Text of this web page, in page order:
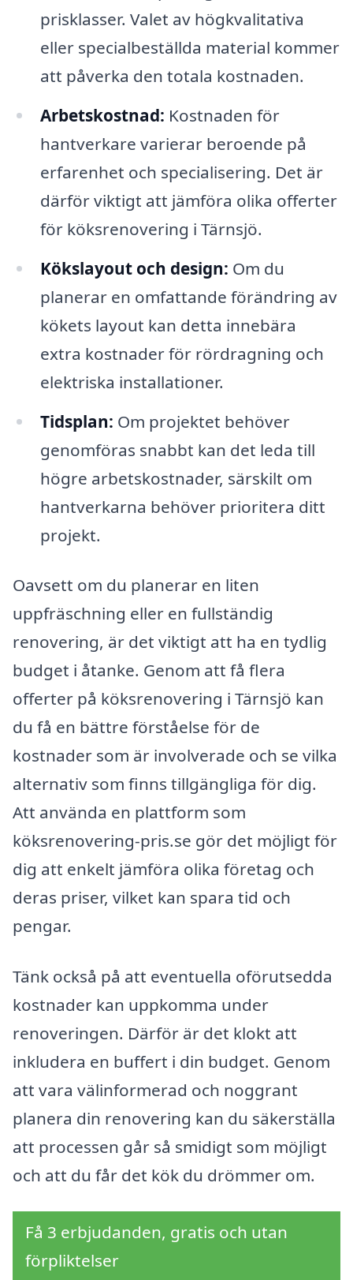
prisklasser. Valet av högkvalitativa
eller specialbeställda material kommer
att påverka den totala kostnaden.
Arbetskostnad: Kostnaden för
hantverkare varierar beroende på
erfarenhet och specialisering. Det är
därför viktigt att jämföra olika offerter
för köksrenovering i Tärnsjö.
Kökslayout och design: Om du
planerar en omfattande förändring av
kökets layout kan detta innebära
extra kostnader för rördragning och
elektriska installationer.
Tidsplan: Om projektet behöver
genomföras snabbt kan det leda till
högre arbetskostnader, särskilt om
hantverkarna behöver prioritera ditt
projekt.
Oavsett om du planerar en liten
uppfräschning eller en fullständig
renovering, är det viktigt att ha en tydlig
budget i åtanke. Genom att få flera
offerter på köksrenovering i Tärnsjö kan
du få en bättre förståelse för de
kostnader som är involverade och se vilka
alternativ som finns tillgängliga för dig.
Att använda en plattform som
köksrenovering-pris.se gör det möjligt för
dig att enkelt jämföra olika företag och
deras priser, vilket kan spara tid och
pengar.
Tänk också på att eventuella oförutsedda
kostnader kan uppkomma under
renoveringen. Därför är det klokt att
inkludera en buffert i din budget. Genom
att vara välinformerad och noggrant
planera din renovering kan du säkerställa
att processen går så smidigt som möjligt
och att du får det kök du drömmer om.
Få 3 erbjudanden, gratis och utan
förpliktelser